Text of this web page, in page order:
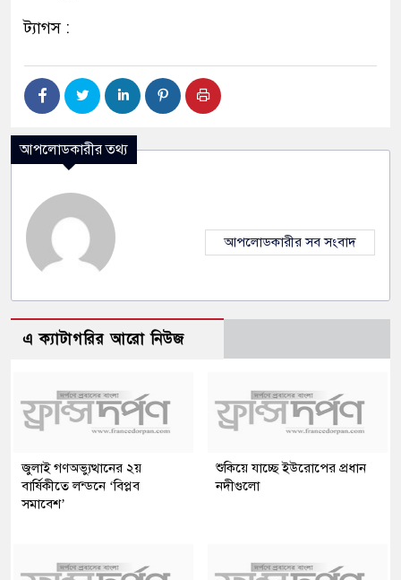
ট্যাগস :
আপলোডকারীর তথ্য
আপলোডকারীর সব সংবাদ
এ ক্যাটাগরির আরো নিউজ
জুলাই গণঅভ্যুত্থানের ২য়
বার্ষিকীতে লন্ডনে ‘বিপ্লব
সমাবেশ’
শুকিয়ে যাচ্ছে ইউরোপের প্রধান
নদীগুলো